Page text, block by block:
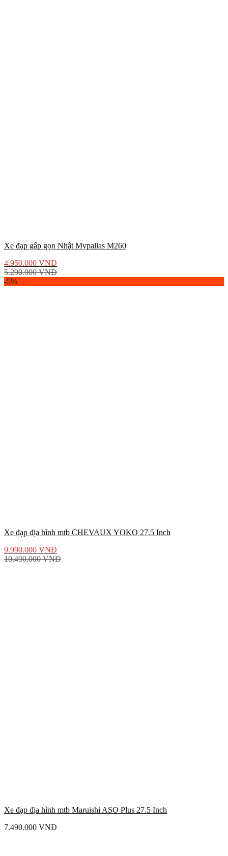
Xe đạp gấp gọn Nhật Mypallas M260
4.950.000 VNĐ
5.290.000VNĐ
-5%
Xe đạp địa hình mtb CHEVAUX YOKO 27.5 Inch
9.990.000 VNĐ
10.490.000VNĐ
Xe đạp địa hình mtb Maruishi ASO Plus 27.5 Inch
7.490.000 VNĐ